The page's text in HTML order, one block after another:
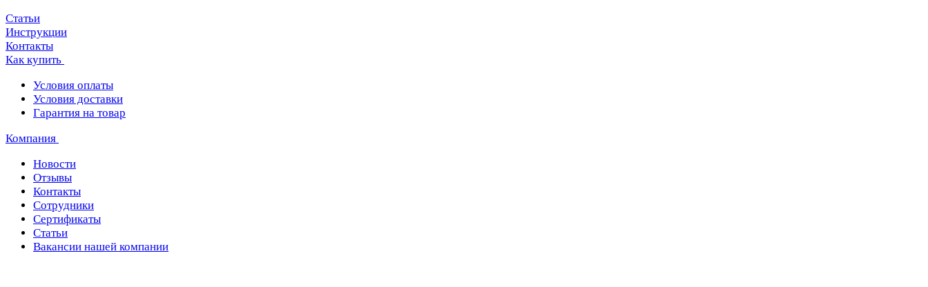
Статьи
Инструкции
Контакты
Как купить
Условия оплаты
Условия доставки
Гарантия на товар
Компания
Новости
Отзывы
Контакты
Сотрудники
Сертификаты
Статьи
Вакансии нашей компании